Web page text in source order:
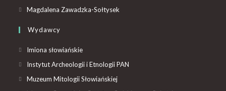
Magdalena Zawadzka-Sołtysek
Wydawcy
Imiona słowiańskie
Instytut Archeologii i Etnologii PAN
Muzeum Mitologii Słowiańskiej